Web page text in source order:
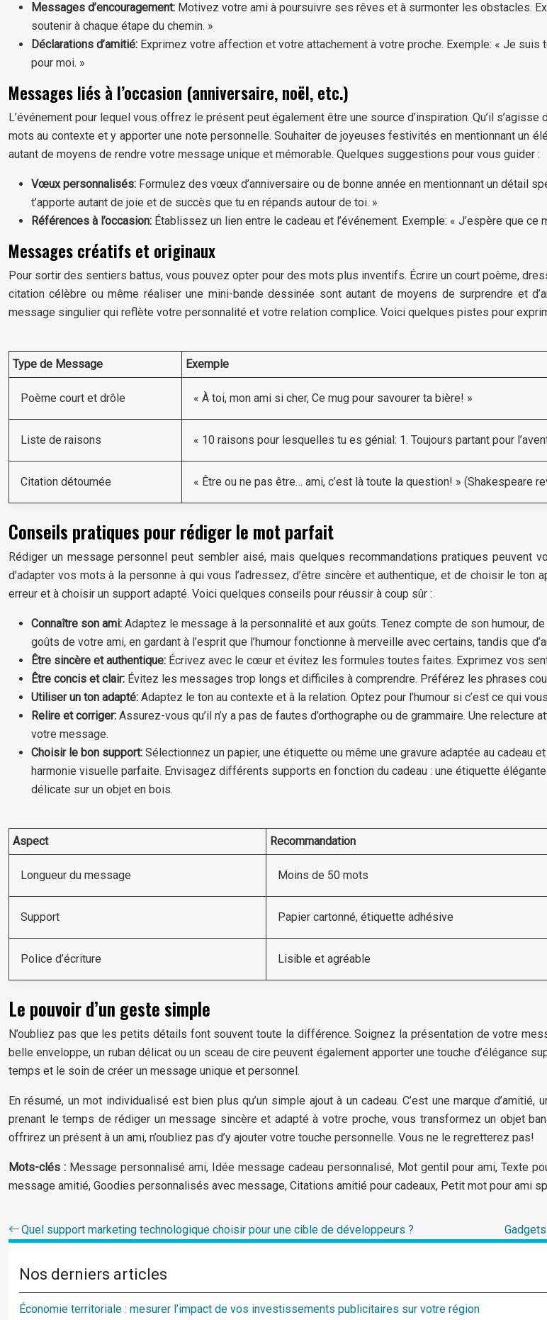
Messages d’encouragement: Motivez votre ami à poursuivre ses rêves et à surmonter les obstacles.
soutenir à chaque étape du chemin. »
Déclarations d’amitié: Exprimez votre affection et votre attachement à votre proche. Exemple: « Je
pour moi. »
Messages liés à l’occasion (anniversaire, noël, etc.)
L’événement pour lequel vous offrez le présent peut également être une source d’inspiration. Qu’il
mots au contexte et y apporter une note personnelle. Souhaiter de joyeuses festivités en mentionnant un
autant de moyens de rendre votre message unique et mémorable. Quelques suggestions pour vous guider :
Vœux personnalisés: Formulez des vœux d’anniversaire ou de bonne année en mentionnant un détail
t’apporte autant de joie et de succès que tu en répands autour de toi. »
Références à l’occasion: Établissez un lien entre le cadeau et l’événement. Exemple: « J’espère que
Messages créatifs et originaux
Pour sortir des sentiers battus, vous pouvez opter pour des mots plus inventifs. Écrire un court poème,
citation célèbre ou même réaliser une mini-bande dessinée sont autant de moyens de surprendre et
message singulier qui reflète votre personnalité et votre relation complice. Voici quelques pistes pour
Type de Message Exemple
Poème court et drôle « À toi, mon ami si cher, Ce mug pour savourer ta bière! »
Liste de raisons « 10 raisons pour lesquelles tu es génial: 1. Toujours partant pour
Citation détournée « Être ou ne pas être… ami, c’est là toute la question! » (Shakespeare
Conseils pratiques pour rédiger le mot parfait
Rédiger un message personnel peut sembler aisé, mais quelques recommandations pratiques peuvent
d’adapter vos mots à la personne à qui vous l’adressez, d’être sincère et authentique, et de choisir le
erreur et à choisir un support adapté. Voici quelques conseils pour réussir à coup sûr :
Connaître son ami: Adaptez le message à la personnalité et aux goûts. Tenez compte de son humour,
goûts de votre ami, en gardant à l’esprit que l’humour fonctionne à merveille avec certains, tandis que
Être sincère et authentique: Écrivez avec le cœur et évitez les formules toutes faites. Exprimez vos
Être concis et clair: Évitez les messages trop longs et difficiles à comprendre. Préférez les phrases
Utiliser un ton adapté: Adaptez le ton au contexte et à la relation. Optez pour l’humour si c’est ce qui
Relire et corriger: Assurez-vous qu’il n’y a pas de fautes d’orthographe ou de grammaire. Une
votre message.
Choisir le bon support: Sélectionnez un papier, une étiquette ou même une gravure adaptée au cadeau
harmonie visuelle parfaite. Envisagez différents supports en fonction du cadeau : une étiquette
délicate sur un objet en bois.
Aspect Recommandation
Longueur du message Moins de 50 mots
Support Papier cartonné, étiquette adhésive
Police d’écriture Lisible et agréable
Le pouvoir d’un geste simple
N’oubliez pas que les petits détails font souvent toute la différence. Soignez la présentation de votre
belle enveloppe, un ruban délicat ou un sceau de cire peuvent également apporter une touche d’élégance
temps et le soin de créer un message unique et personnel.
En résumé, un mot individualisé est bien plus qu’un simple ajout à un cadeau. C’est une marque
prenant le temps de rédiger un message sincère et adapté à votre proche, vous transformez un objet
offrirez un présent à un ami, n’oubliez pas d’y ajouter votre touche personnelle. Vous ne le regretterez pas!
Mots-clés : Message personnalisé ami, Idée message cadeau personnalisé, Mot gentil pour ami, Texte
message amitié, Goodies personnalisés avec message, Citations amitié pour cadeaux, Petit mot pour ami
Quel support marketing technologique choisir pour une cible de développeurs ?
Nos derniers articles
Économie territoriale : mesurer l’impact de vos investissements publicitaires sur votre région